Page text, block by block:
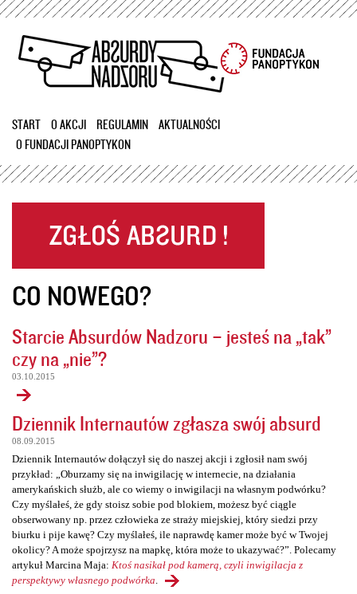
Przejdź
treści
START O AKCJI REGULAMIN
AKTUALNOŚCI
O FUNDACJI PANOPTYKON
CO NOWEGO?
Starcie Absurdów Nadzoru – jesteś na „tak”
czy na „nie”?
03.10.2015
Dziennik Internautów zgłasza swój absurd
08.09.2015
Dziennik Internautów dołączył się do naszej akcji i zgłosił nam swój
przykład: „Oburzamy się na inwigilację w internecie, na działania
amerykańskich służb, ale co wiemy o inwigilacji na własnym podwórku?
Czy myślałeś, że gdy stoisz sobie pod blokiem, możesz być ciągle
obserwowany np. przez człowieka ze straży miejskiej, który siedzi przy
biurku i pije kawę? Czy myślałeś, ile naprawdę kamer może być w Twojej
okolicy? A może spojrzysz na mapkę, która może to ukazywać?”. Polecamy
artykuł Marcina Maja: Ktoś nasikał pod kamerą, czyli inwigilacja z
perspektywy własnego podwórka